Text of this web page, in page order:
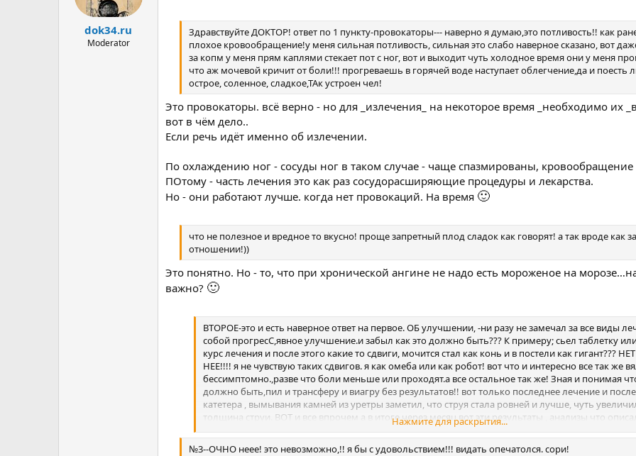
dok34.ru
Moderator
Здравствуйте ДОКТОР! ответ по 1 пункту-провокаторы--- наверно я думаю,это потливость!! как
плохое кровообращение!у меня сильная потливость, сильная это слабо наверное сказано, вот
за копм у меня прям каплями стекает пот с ног, вот и выходит чуть холодное время они у меня
что аж мочевой кричит от боли!!! прогреваешь в горячей воде наступает облегчение,да и поесть
острое, соленное, сладкое,ТАк устроен чел!
Это провокаторы. всё верно - но для _излечения_ на некоторое время _необходимо их
вот в чём дело..
Если речь идёт именно об излечении.
По охлаждению ног - сосуды ног в таком случае - чаще спазмированы, кровообращение
ПОтому - часть лечения это как раз сосудорасширяющие процедуры и лекарства.
Но - они работают лучше. когда нет провокаций. На время 🙂
что не полезное и вредное то вкусно! проще запретный плод сладок как говорят! а так вроде как
отношении!))
Это понятно. Но - то, что при хронической ангине не надо есть мороженое на
важно? 🙂
ВТОРОЕ-это и есть наверное ответ на первое. ОБ улучшении, -ни разу не замечал за все виды
собой прогресС,явное улучшение.и забыл как это должно быть??? К примеру; сьел таблетку
курс лечения и после этого какие то сдвиги, мочится стал как конь и в постели как гигант???
НЕЕ!!!! я не чувствую таких сдвигов. я как омеба или как робот! вот что и интересно все так же
бессимптомно.,разве что боли меньше или проходят.а все остальное так же! Зная и понимая
должно быть,пил и трансферу и виагру без результатов!! вот только последнее лечение и
катетера , вымывания камней из уретры заметил, что струя стала ровней и лучше, чуть
толщина струи. ВОТ и все впрочем а в итоге через месяц вот эти результаты , анализы что
внешним признакам заметил над лобком с правой стороны при втягивании живота вздутие
Нажмите для раскрытия...
№3--ОЧНО неее! это невозможно,!! я бы с удовольствием!!! видать опечатолся. сори!